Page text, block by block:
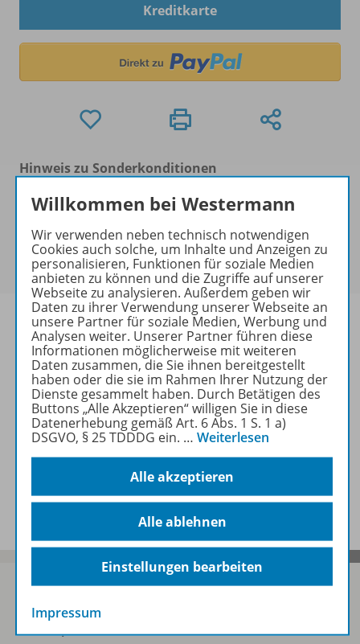
Kreditkarte
Hinweis zu Sonderkonditionen
keine Sonderkonditionen gewährt werden.
Sie haben ein passendes
Spar-Paket
Um den für Sie gültigen Preis zu sehen,melden Sie
sich bitte an.
Informationen
Weitere Inhalte der Ausgabe
Spar-Pakete
Willkommen bei Westermann
Wir verwenden neben technisch notwendigen
Cookies auch solche, um Inhalte und Anzeigen zu
personalisieren, Funktionen für soziale Medien
anbieten zu können und die Zugriffe auf unserer
Webseite zu analysieren. Außerdem geben wir
Daten zu ihrer Verwendung unserer Webseite an
unsere Partner für soziale Medien, Werbung und
Analysen weiter. Unserer Partner führen diese
Informationen möglicherweise mit weiteren
Daten zusammen, die Sie ihnen bereitgestellt
haben oder die sie im Rahmen Ihrer Nutzung der
Dienste gesammelt haben. Durch Betätigen des
Buttons „Alle Akzeptieren“ willigen Sie in diese
Datenerhebung gemäß Art. 6 Abs. 1 S. 1 a)
DSGVO, § 25 TDDDG ein. … Weiterlesen
Alle akzeptieren
Alle ablehnen
Einstellungen bearbeiten
Impressum